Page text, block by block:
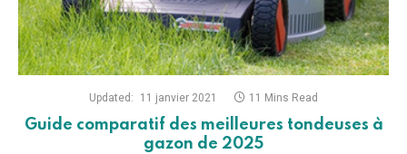
Updated: 11 janvier 2021 11 Mins Read
Guide comparatif des meilleures tondeuses à
gazon de 2025